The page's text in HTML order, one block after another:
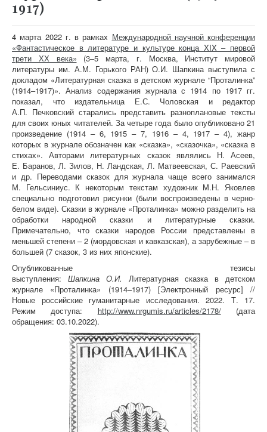
1917)
4 марта 2022 г. в рамках Международной научной конференции
«Фантастическое в литературе и культуре конца XIX – первой
трети ХХ века» (3–5 марта, г. Москва, Институт мировой
литературы им. А.М. Горького РАН) О.И. Шапкина выступила с
докладом «Литературная сказка в детском журнале “Проталинка”
(1914–1917)». Анализ содержания журнала с 1914 по 1917 гг.
показал, что издательница Е.С. Чоловская и редактор
А.П. Печковский старались представить разноплановые тексты
для своих юных читателей. За четыре года было опубликовано 21
произведение (1914 – 6, 1915 – 7, 1916 – 4, 1917 – 4), жанр
которых в журнале обозначен как «сказка», «сказочка», «сказка в
стихах». Авторами литературных сказок являлись Н. Асеев,
Е. Баранов, Л. Зилов, Н. Ландская, Л. Матвеевская, С. Раевский
и др. Переводами сказок для журнала чаще всего занимался
М. Гельсиниус. К некоторым текстам художник М.Н. Яковлев
специально подготовил рисунки (были воспроизведены в черно-
белом виде). Сказки в журнале «Проталинка» можно разделить на
обработки народной сказки и литературные сказки.
Примечательно, что сказки народов России представлены в
меньшей степени – 2 (мордовская и кавказская), а зарубежные – в
большей (7 сказок, 3 из них японские).
Опубликованные тезисы
выступления: Шапкина О.И. Литературная сказка в детском
журнале «Проталинка» (1914–1917) [Электронный ресурс] //
Новые российские гуманитарные исследования. 2022. Т. 17.
Режим доступа: http://www.nrgumis.ru/articles/2178/(дата
обращения: 03.10.2022).